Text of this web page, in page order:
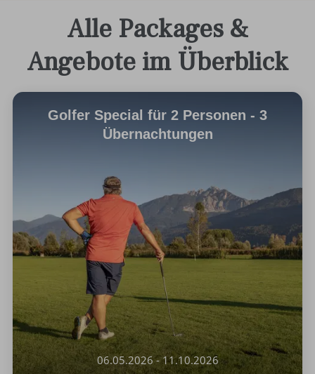
Alle Packages &
Angebote im Überblick
Golfer Special für 2 Personen - 3
Übernachtungen
06.05.2026 - 11.10.2026